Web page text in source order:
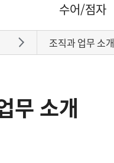
수어/점자
바로가기조직과 업무 소개
무 소개